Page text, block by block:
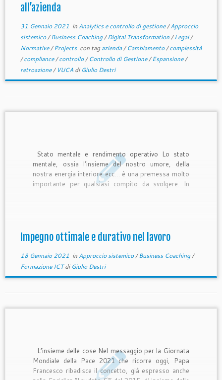
all’azienda
31 Gennaio 2021 in Analytics e controllo di gestione/Approccio
sistemico/Business Coaching/Digital Transformation/Legal/
Normative/Projects con tagazienda/Cambiamento/complessità
/compliance/controllo/Controllo di Gestione/Espansione/
retroazione/ VUCA di Giulio Destri
Stato mentale e rendimento operativo Lo stato
mentale, ossia l’insieme del nostro umore, della
nostra energia interiore ecc… è una premessa molto
importante per qualsiasi compito da svolgere. In
Impegno ottimale e durativo nel lavoro
18 Gennaio 2021 in Approccio sistemico/Business Coaching/
Formazione ICTdi Giulio Destri
L’insieme delle cose Nel messaggio per la Giornata
Mondiale della Pace 2021 che ricorre oggi, Papa
Francesco ribadisce il concetto, già espresso anche